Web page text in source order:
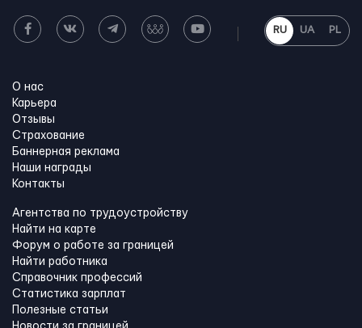
RU UA PL
О нас
Карьера
Отзывы
Страхование
Баннерная реклама
Наши награды
Контакты
Агентства по трудоустройству
Найти на карте
Форум о работе за границей
Найти работника
Справочник профессий
Статистика зарплат
Полезные статьи